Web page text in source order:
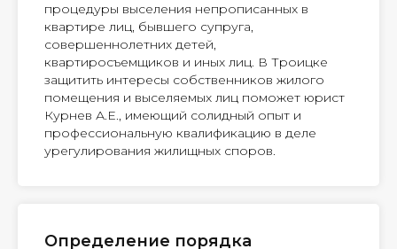
процедуры выселения непрописанных в
квартире лиц, бывшего супруга,
совершеннолетних детей,
квартиросъемщиков и иных лиц. В Троицке
защитить интересы собственников жилого
помещения и выселяемых лиц поможет юрист
Курнев А.Е., имеющий солидный опыт и
профессиональную квалификацию в деле
урегулирования жилищных споров.
Определение порядка